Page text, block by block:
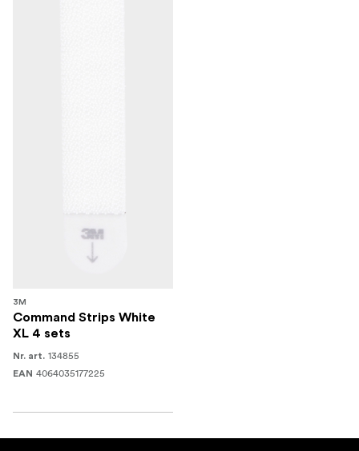
3M
Command Strips White
XL 4 sets
Nr. art. 134855
EAN 4064035177225